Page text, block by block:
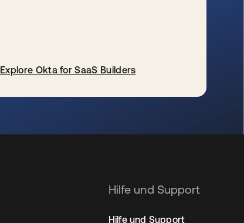
Explore Okta for SaaS Builders
Hilfe und Support
Hilfe und Support